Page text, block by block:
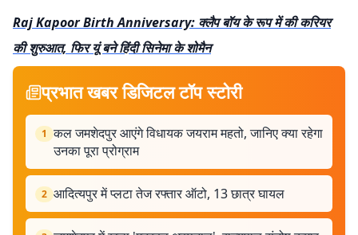
Raj Kapoor Birth Anniversary: क्लैप बॉय के रूप में की करियर
की शुरुआत, फिर यूं बने हिंदी सिनेमा के शोमैन
प्रभात खबर डिजिटल टॉप स्टोरी
1 कल जमशेदपुर आएंगे विधायक जयराम महतो, जानिए क्या रहेगा
उनका पूरा प्रोग्राम
2 आदित्यपुर में प्लटा तेज रफ्तार ऑटो, 13 छात्र घायल